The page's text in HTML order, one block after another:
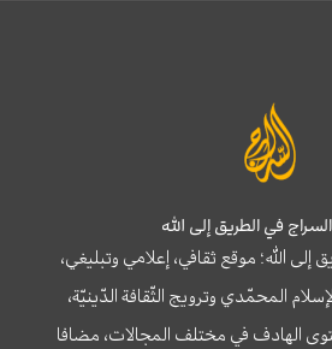
في الطريق إلى الله
الله؛ موقع ثقافي، إعلامي وتبليغي،
المحمّدي وترويج الثّقافة الدّينيّة،
الهادف في مختلف المجالات، مضافا